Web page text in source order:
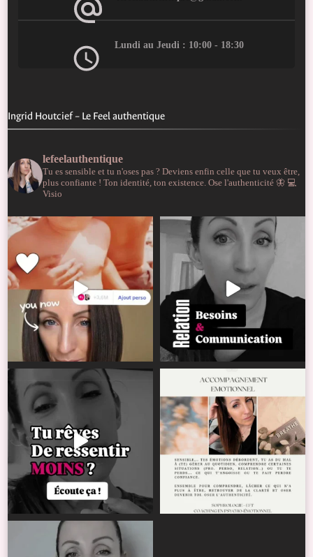
Lundi au Jeudi : 10:00 - 18:30
Ingrid Houtcief – Le Feel authentique
lefeelauthentique
Tu es sensible et tu n'oses pas ? Deviens enfin celle que tu veux être,
plus confiante ! Ton identité, ton existence. Ose l'authenticité 🦋 💻
Visio